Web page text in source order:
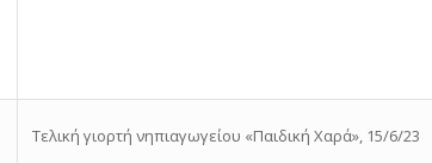
Τελική γιορτή νηπιαγωγείου «Παιδική Χαρά», 15/6/23